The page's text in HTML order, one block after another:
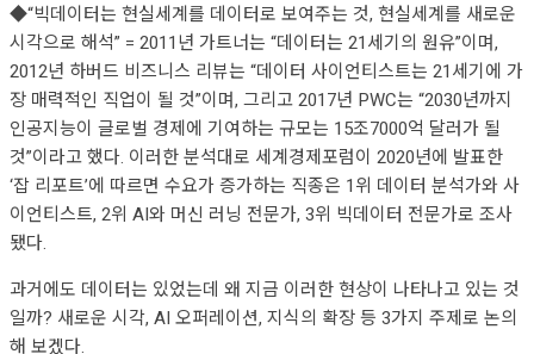
◆“빅데이터는 현실세계를 데이터로 보여주는 것, 현실세계를 새로운
시각으로 해석” = 2011년 가트너는 “데이터는 21세기의 원유”이며,
2012년 하버드 비즈니스 리뷰는 “데이터 사이언티스트는 21세기에 가
장 매력적인 직업이 될 것”이며, 그리고 2017년 PWC는 “2030년까지
인공지능이 글로벌 경제에 기여하는 규모는 15조7000억 달러가 될
것”이라고 했다. 이러한 분석대로 세계경제포럼이 2020년에 발표한
‘잡 리포트’에 따르면 수요가 증가하는 직종은 1위 데이터 분석가와 사
이언티스트, 2위 AI와 머신 러닝 전문가, 3위 빅데이터 전문가로 조사
됐다.
과거에도 데이터는 있었는데 왜 지금 이러한 현상이 나타나고 있는 것
일까? 새로운 시각, AI 오퍼레이션, 지식의 확장 등 3가지 주제로 논의
해 보겠다.